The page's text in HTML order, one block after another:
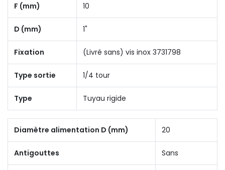
F (mm) 10
D (mm) 1"
Fixation (Livré sans) vis inox 3731798
Type sortie 1/4 tour
Type Tuyau rigide
Diamètre alimentation D (mm) 20
Antigouttes Sans